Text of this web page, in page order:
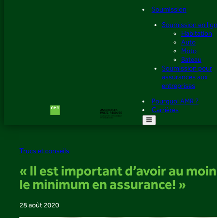
Soumission
Soumission en
Habitation
Auto
Moto
Bateau
Soumission pour
assurances aux
entreprises
Pourquoi AMR ?
Carrières
Trucs et conseils
« Il est important d’avoir au
le minimum en assurance! »
28 août 2020